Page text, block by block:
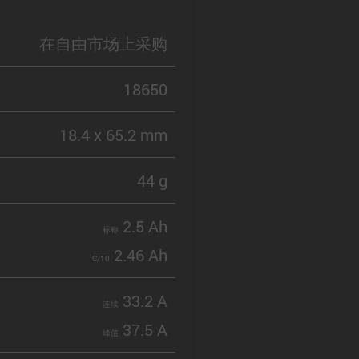
在自由市场上采购
18650
18.4 x 65.2 mm
44 g
标称 2.5 Ah
C/10 2.46 Ah
连续 33.2 A
峰值 37.5 A